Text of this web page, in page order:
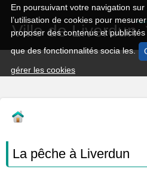
En poursuivant votre navigation
l’utilisation de cookies pour
proposer des contenus et
que des fonctionnalités socia les.
gérer les cookies
Ville de Liverdun
La pêche à Liverdun